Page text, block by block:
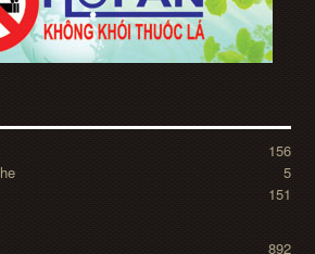
156
5
151
892